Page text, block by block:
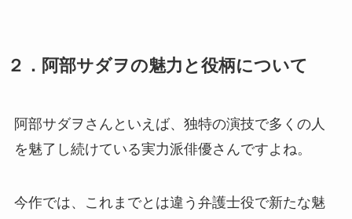
２．阿部サダヲの魅力と役柄について
阿部サダヲさんといえば、独特の演技で多くの人
を魅了し続けている実力派俳優さんですよね。
今作では、これまでとは違う弁護士役で新たな魅